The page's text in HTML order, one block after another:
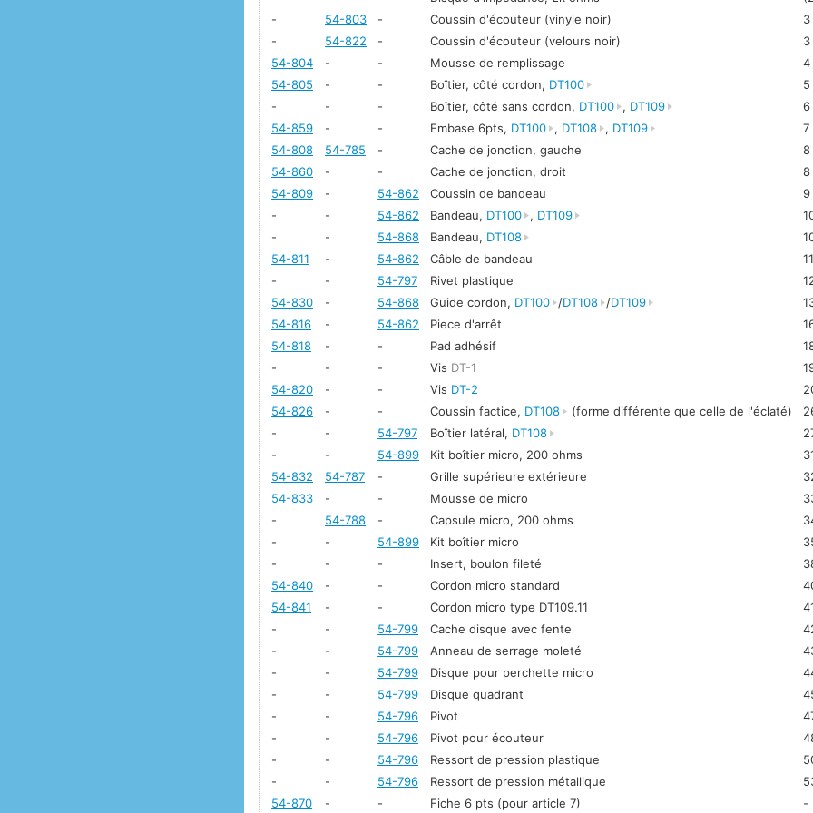
-
54-803 - Coussin d'écouteur (vinyle noir)
3
-
54-822 - Coussin d'écouteur (velours noir)
3
54-804
- - Mousse de remplissage
4
54-805
- - Boîtier, côté cordon, DT100
5
-
- - Boîtier, côté sans cordon, DT100 , DT109
6
54-859
- - Embase 6pts, DT100 , DT108 , DT109
7
54-808
54-785 - Cache de jonction, gauche
8
54-860
- - Cache de jonction, droit
8
54-809
- 54-862 Coussin de bandeau
9
-
- 54-862 Bandeau, DT100 , DT109
-
- 54-868 Bandeau, DT108
54-811
- 54-862 Câble de bandeau
11
-
- 54-797 Rivet plastique
54-830
- 54-868 Guide cordon, DT100 /DT108 /DT109
54-816
- 54-862 Piece d'arrêt
54-818
- - Pad adhésif
-
- - Vis DT-1
54-820
- - Vis DT-2
54-826
- - Coussin factice, DT108 (forme différente que celle de l'éclaté)
-
- 54-797 Boîtier latéral, DT108
-
- 54-899 Kit boîtier micro, 200 ohms
54-832
54-787 - Grille supérieure extérieure
54-833
- - Mousse de micro
-
54-788 - Capsule micro, 200 ohms
-
- 54-899 Kit boîtier micro
-
- - Insert, boulon fileté
54-840
- - Cordon micro standard
54-841
- - Cordon micro type DT109.11
-
- 54-799 Cache disque avec fente
-
- 54-799 Anneau de serrage moleté
-
- 54-799 Disque pour perchette micro
-
- 54-799 Disque quadrant
-
- 54-796 Pivot
-
- 54-796 Pivot pour écouteur
-
- 54-796 Ressort de pression plastique
-
- 54-796 Ressort de pression métallique
54-870
- - Fiche 6 pts (pour article 7) -